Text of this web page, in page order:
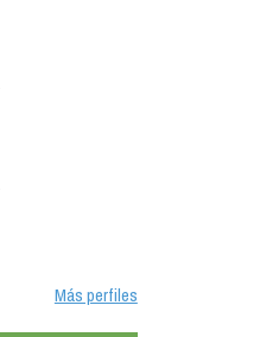
Más perfiles